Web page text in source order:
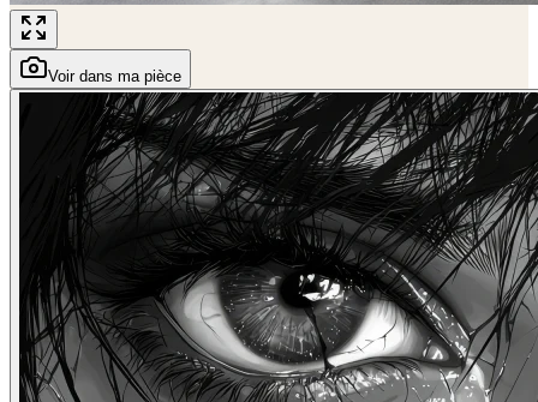
Voir dans ma pièce